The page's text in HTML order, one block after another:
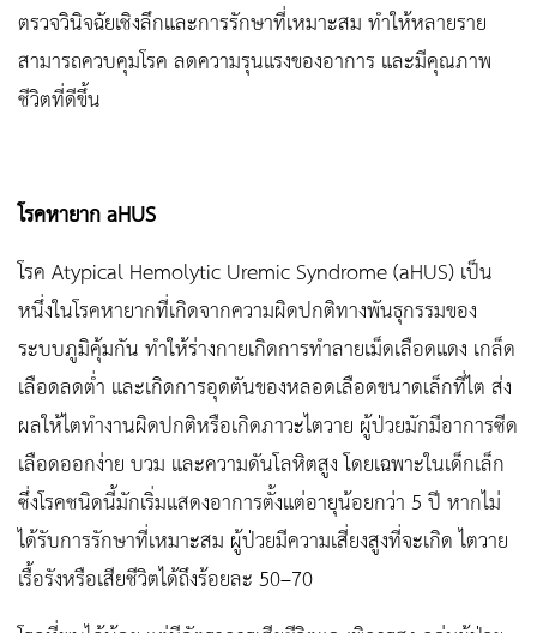
ตรวจวินิจฉัยเชิงลึกและการรักษาที่เหมาะสม ทำให้หลายราย
สามารถควบคุมโรค ลดความรุนแรงของอาการ และมีคุณภาพ
ชีวิตที่ดีขึ้น
โรคหายาก aHUS
โรค Atypical Hemolytic Uremic Syndrome (aHUS) เป็น
หนึ่งในโรคหายากที่เกิดจากความผิดปกติทางพันธุกรรมของ
ระบบภูมิคุ้มกัน ทำให้ร่างกายเกิดการทำลายเม็ดเลือดแดง เกล็ด
เลือดลดต่ำ และเกิดการอุดตันของหลอดเลือดขนาดเล็กที่ไต ส่ง
ผลให้ไตทำงานผิดปกติหรือเกิดภาวะไตวาย ผู้ป่วยมักมีอาการซีด
เลือดออกง่าย บวม และความดันโลหิตสูง โดยเฉพาะในเด็กเล็ก
ซึ่งโรคชนิดนี้มักเริ่มแสดงอาการตั้งแต่อายุน้อยกว่า 5 ปี หากไม่
ได้รับการรักษาที่เหมาะสม ผู้ป่วยมีความเสี่ยงสูงที่จะเกิด ไตวาย
เรื้อรังหรือเสียชีวิตได้ถึงร้อยละ 50–70